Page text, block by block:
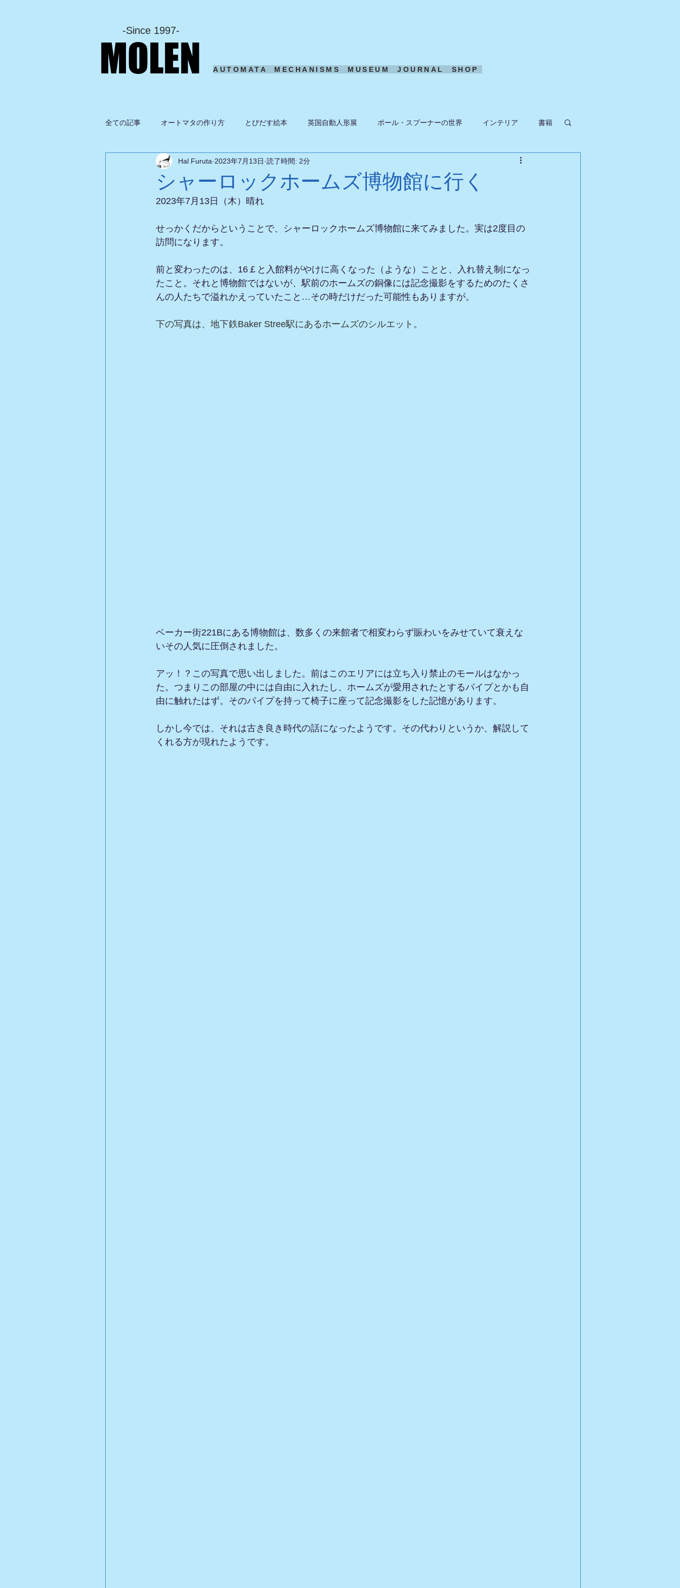
-Since 1997-
MOLEN AUTOMATA MECHANISMS MUSEUM JOURNAL SHOP
全ての記事 オートマタの作り方 とびだす絵本 英国自動人形展 ポール・スプーナーの世界 インテリア 書籍
グルメ ドローン ある日の風景
シャーロックホームズ博物館に行く
Hal Furuta 2023年7月13日 読了時間: 2分
2023年7月13日（木）晴れ
せっかくだからということで、シャーロックホームズ博物館に来てみました。実は2度目の
訪問になります。
前と変わったのは、16￡と入館料がやけに高くなった（ような）ことと、入れ替え制になっ
たこと。それと博物館ではないが、駅前のホームズの銅像には記念撮影をするためのたくさ
んの人たちで溢れかえっていたこと…その時だけだった可能性もありますが。
下の写真は、地下鉄Baker Stree駅にあるホームズのシルエット。
ベーカー街221Bにある博物館は、数多くの来館者で相変わらず賑わいをみせていて衰えな
いその人気に圧倒されました。
アッ！？この写真で思い出しました。前はこのエリアには立ち入り禁止のモールはなかっ
た。つまりこの部屋の中には自由に入れたし、ホームズが愛用されたとするパイプとかも自
由に触れたはず。そのパイプを持って椅子に座って記念撮影をした記憶があります。
しかし今では、それは古き良き時代の話になったようです。その代わりというか、解説して
くれる方が現れたようです。